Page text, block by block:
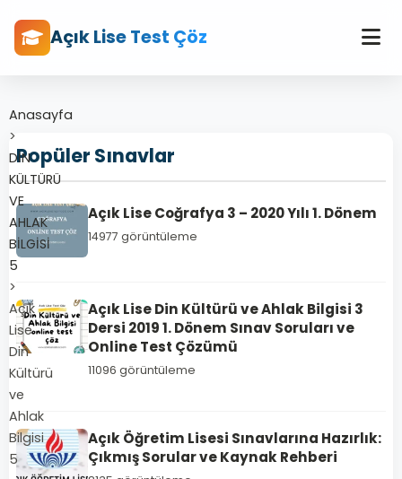
Açık Lise Test Çöz
Anasayfa
>
DİN
KÜLTÜRÜ
VE
AHLAK
BİLGİSİ
5
>
Açık
Lise
Din
Kültürü
ve
Ahlak
Bilgisi
5
Popüler Sınavlar
Açık Lise Coğrafya 3 – 2020 Yılı 1. Dönem
14977 görüntüleme
Açık Lise Din Kültürü ve Ahlak Bilgisi 3
Dersi 2019 1. Dönem Sınav Soruları ve
Online Test Çözümü
11096 görüntüleme
Açık Öğretim Lisesi Sınavlarına Hazırlık:
Çıkmış Sorular ve Kaynak Rehberi